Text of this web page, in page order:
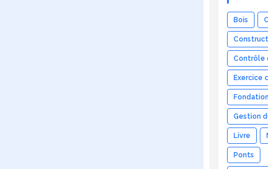
Bois
Contrôle
Exercice
Gestion
Livre
Ponts